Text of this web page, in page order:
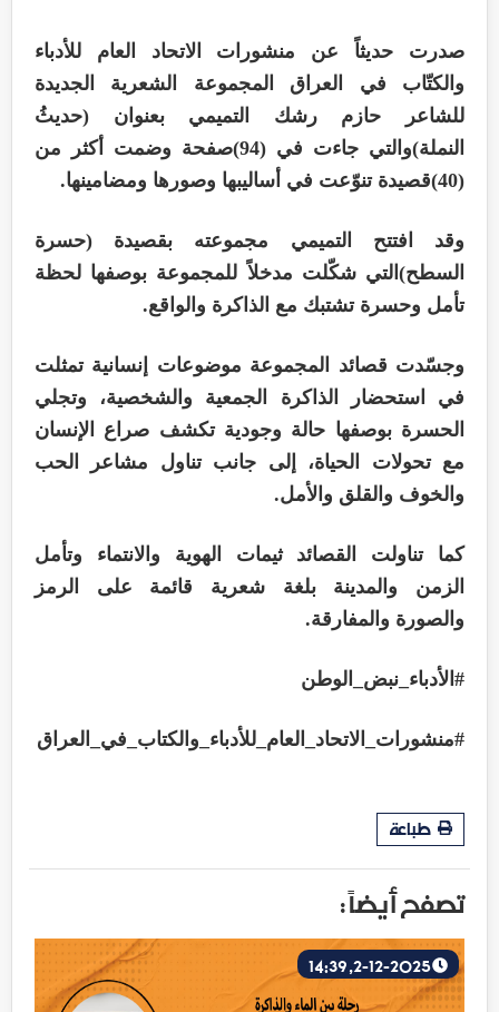
صدرت حديثاً عن منشورات الاتحاد العام للأدباء
والكتّاب في العراق المجموعة الشعرية الجديدة
للشاعر حازم رشك التميمي بعنوان (حديثُ
النملة)والتي جاءت في (94)صفحة وضمت أكثر من
(40)قصيدة تنوّعت في أساليبها وصورها ومضامينها.
وقد افتتح التميمي مجموعته بقصيدة (حسرة
السطح)التي شكّلت مدخلاً للمجموعة بوصفها لحظة
تأمل وحسرة تشتبك مع الذاكرة والواقع.
وجسّدت قصائد المجموعة موضوعات إنسانية تمثلت
في استحضار الذاكرة الجمعية والشخصية، وتجلي
الحسرة بوصفها حالة وجودية تكشف صراع الإنسان
مع تحولات الحياة، إلى جانب تناول مشاعر الحب
والخوف والقلق والأمل.
كما تناولت القصائد ثيمات الهوية والانتماء وتأمل
الزمن والمدينة بلغة شعرية قائمة على الرمز
والصورة والمفارقة.
#الأدباء_نبض_الوطن
#منشورات_الاتحاد_العام_للأدباء_والكتاب_في_العراق
طباعة
تصفح أيضاً :